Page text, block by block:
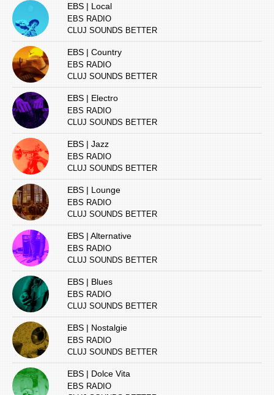
EBS | Local
EBS RADIO
CLUJ SOUNDS BETTER
EBS | Country
EBS RADIO
CLUJ SOUNDS BETTER
EBS | Electro
EBS RADIO
CLUJ SOUNDS BETTER
EBS | Jazz
EBS RADIO
CLUJ SOUNDS BETTER
EBS | Lounge
EBS RADIO
CLUJ SOUNDS BETTER
EBS | Alternative
EBS RADIO
CLUJ SOUNDS BETTER
EBS | Blues
EBS RADIO
CLUJ SOUNDS BETTER
EBS | Nostalgie
EBS RADIO
CLUJ SOUNDS BETTER
EBS | Dolce Vita
EBS RADIO